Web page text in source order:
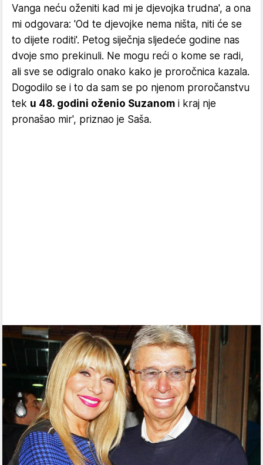
Vanga neću oženiti kad mi je djevojka trudna', a ona
mi odgovara: 'Od te djevojke nema ništa, niti će se
to dijete roditi'. Petog siječnja sljedeće godine nas
dvoje smo prekinuli. Ne mogu reći o kome se radi,
ali sve se odigralo onako kako je proročnica kazala.
Dogodilo se i to da sam se po njenom proročanstvu
tek u 48. godini oženio Suzanom i kraj nje
pronašao mir', priznao je Saša.